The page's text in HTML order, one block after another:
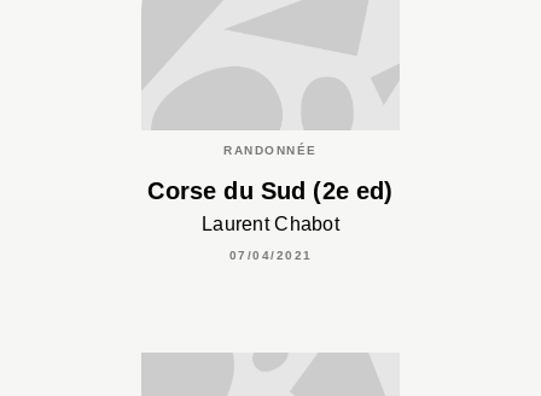
RANDONNÉE
Corse du Sud (2e ed)
Laurent Chabot
07/04/2021